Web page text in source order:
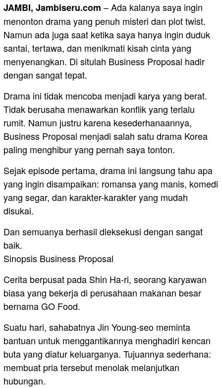
JAMBI, Jambiseru.com – Ada kalanya saya ingin
menonton drama yang penuh misteri dan plot twist.
Namun ada juga saat ketika saya hanya ingin duduk
santai, tertawa, dan menikmati kisah cinta yang
menyenangkan. Di situlah Business Proposal hadir
dengan sangat tepat.
Drama ini tidak mencoba menjadi karya yang berat.
Tidak berusaha menawarkan konflik yang terlalu
rumit. Namun justru karena kesederhanaannya,
Business Proposal menjadi salah satu drama Korea
paling menghibur yang pernah saya tonton.
Sejak episode pertama, drama ini langsung tahu apa
yang ingin disampaikan: romansa yang manis, komedi
yang segar, dan karakter-karakter yang mudah
disukai.
Dan semuanya berhasil dieksekusi dengan sangat
baik.
Sinopsis Business Proposal
Cerita berpusat pada Shin Ha-ri, seorang karyawan
biasa yang bekerja di perusahaan makanan besar
bernama GO Food.
Suatu hari, sahabatnya Jin Young-seo meminta
bantuan untuk menggantikannya menghadiri kencan
buta yang diatur keluarganya. Tujuannya sederhana:
membuat pria tersebut menolak melanjutkan
hubungan.